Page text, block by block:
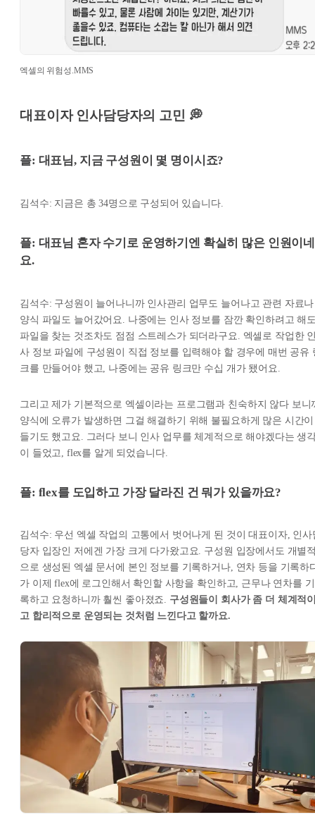
엑셀의 위험성.MMS
대표이자 인사담당자의 고민 💭
플: 대표님, 지금 구성원이 몇 명이시죠?
김석수: 지금은 총 34명으로 구성되어 있습니다.
플: 대표님 혼자 수기로 운영하기엔 확실히 많은 인원이네
요.
김석수: 구성원이 늘어나니까 인사관리 업무도 늘어나고 관련 자료나
양식 파일도 늘어갔어요. 나중에는 인사 정보를 잠깐 확인하려고 해
파일을 찾는 것조차도 점점 스트레스가 되더라구요. 엑셀로 작업한
사 정보 파일에 구성원이 직접 정보를 입력해야 할 경우에 매번 공유
크를 만들어야 했고, 나중에는 공유 링크만 수십 개가 됐어요.
그리고 제가 기본적으로 엑셀이라는 프로그램과 친숙하지 않다 보니
양식에 오류가 발생하면 그걸 해결하기 위해 불필요하게 많은 시간이
들기도 했고요. 그러다 보니 인사 업무를 체계적으로 해야겠다는 생
이 들었고, flex를 알게 되었습니다.
플: flex를 도입하고 가장 달라진 건 뭐가 있을까요?
김석수: 우선 엑셀 작업의 고통에서 벗어나게 된 것이 대표이자, 인사
당자 입장인 저에겐 가장 크게 다가왔고요. 구성원 입장에서도 개별
으로 생성된 엑셀 문서에 본인 정보를 기록하거나, 연차 등을 기록하
가 이제 flex에 로그인해서 확인할 사항을 확인하고, 근무나 연차를 기
록하고 요청하니까 훨씬 좋아졌죠. 구성원들이 회사가 좀 더 체계적
고 합리적으로 운영되는 것처럼 느낀다고 할까요.